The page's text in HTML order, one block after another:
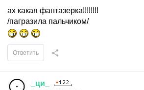
ах какая фантазерка!!!!!!!!
/пагразила пальчиком/
Ответить
ци